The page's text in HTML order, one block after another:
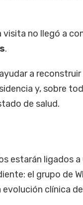
visita no llegó a
.
a
y, sobre
de salud.
estarán ligados
el grupo de
clínica